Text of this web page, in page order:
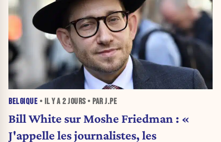
BELGIQUE • IL Y A 2 JOURS• PAR J.PE
Bill White sur Moshe Friedman : «
J'appelle les journalistes, les